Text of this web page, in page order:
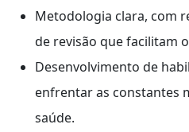
Metodologia clara, com
de revisão que facilitam
Desenvolvimento de
enfrentar as constantes
saúde.